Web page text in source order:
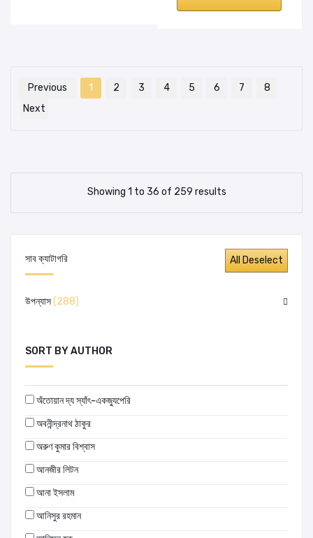
সাব ক্যাটাগরি
উপন্যাস(288)
SORT BY AUTHOR
অঁতোয়ান দ্য স্যাঁৎ-একজ্যুপেরি
অবনীন্দ্রনাথ ঠাকুর
অরুণ কুমার বিশ্বাস
আনজীর লিটন
আনা ইসলাম
আনিসুর রহমান
Previous 1 2 3 4 5 6 7
8
Next
Showing 1 to 36 of 259 results